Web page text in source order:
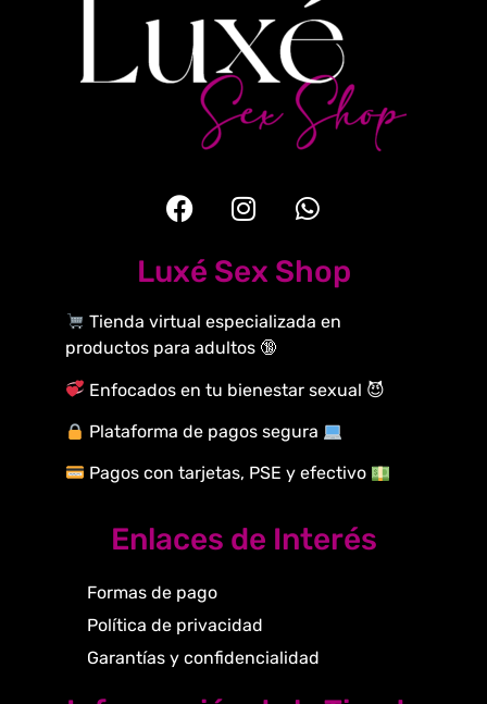
Luxé Sex Shop
Tienda virtual especializada en
productos para adultos 🔞
Enfocados en tu bienestar sexual 😈
Plataforma de pagos segura
Pagos con tarjetas, PSE y efectivo
Enlaces de Interés
Formas de pago
Política de privacidad
Garantías y confidencialidad